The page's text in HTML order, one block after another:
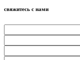
свяжитесь с нами